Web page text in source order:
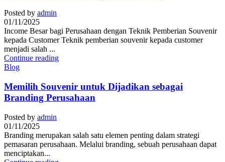
Posted by admin
01/11/2025
Income Besar bagi Perusahaan dengan Teknik Pemberian Souvenir
kepada Customer Teknik pemberian souvenir kepada customer
menjadi salah ...
Continue reading
Blog
Memilih Souvenir untuk Dijadikan sebagai
Branding Perusahaan
Posted by admin
01/11/2025
Branding merupakan salah satu elemen penting dalam strategi
pemasaran perusahaan. Melalui branding, sebuah perusahaan dapat
menciptakan...